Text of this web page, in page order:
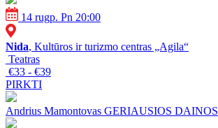
14 rugp. Pn 20:00
Nida, Kultūros ir turizmo centras „Agila“
Teatras
€33 - €39
PIRKTI
Andrius Mamontovas GERIAUSIOS DAINOS